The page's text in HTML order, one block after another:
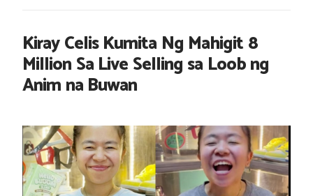
Kiray Celis Kumita Ng Mahigit 8
Million Sa Live Selling sa Loob ng
Anim na Buwan